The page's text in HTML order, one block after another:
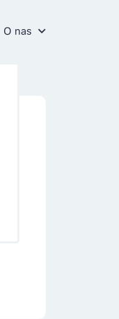
O nas